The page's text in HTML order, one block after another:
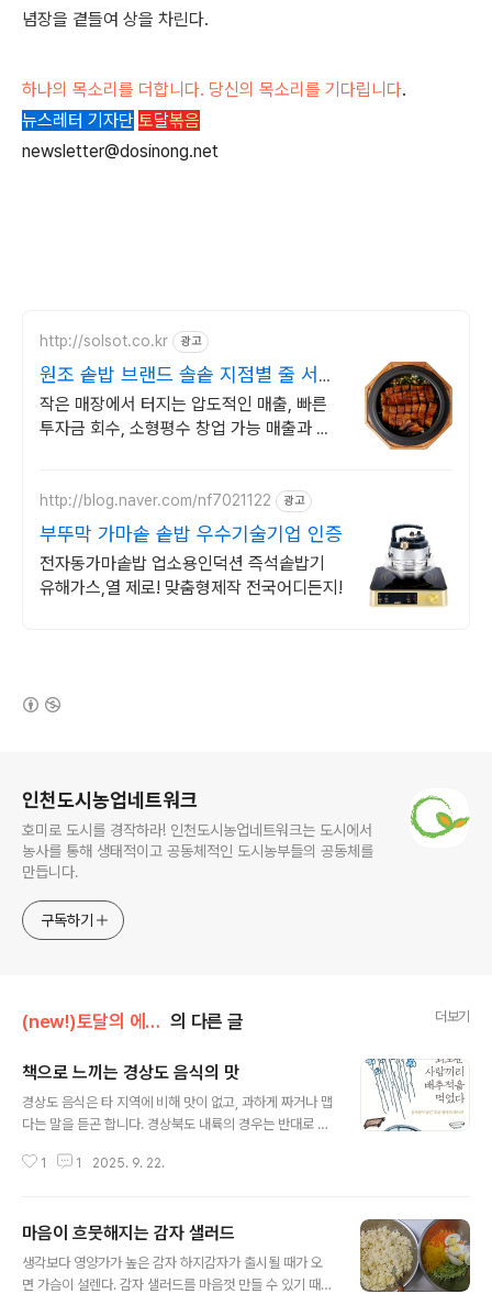
념장을 곁들여 상을 차린다.
하나의 목소리를 더합니다. 당신의 목소리를 기다립니다.
뉴스레터 기자단 토달볶음
newsletter@dosinong.net
http://solsot.co.kr 광고
원조 솥밥 브랜드 솔솥 지점별 줄 서는
웨이팅 신화
작은 매장에서 터지는 압도적인 매출, 빠른
투자금 회수, 소형평수 창업 가능 매출과 수
http://blog.naver.com/nf7021122 광고
부뚜막 가마솥 솥밥 우수기술기업 인증
전자동가마솥밥 업소용인덕션 즉석솥밥기
유해가스,열 제로! 맞춤형제작 전국어디든지!
인천도시농업네트워크
호미로 도시를 경작하라! 인천도시농업네트워크는 도시에서
농사를 통해 생태적이고 공동체적인 도시농부들의 공동체를
만듭니다.
구독하기
(new!)토달의 에세이 의 다른 글 더보기
책으로 느끼는 경상도 음식의 맛
경상도 음식은 타 지역에 비해 맛이 없고, 과하게 짜거나 맵
다는 말을 듣곤 합니다. 경상북도 내륙의 경우는 반대로 싱
는 조선시대 양반문화가 꽃을 피운 곳입니다. 제사상에 놓
식, 특히 경상북도 안동의 음식에 대한 책이 있습니다. 입니
다. 안동의 종가에서 나고 자란 김서령 작가가 쓴 책입니다.
작가는 어린 시절 먹었던 음식을 자신의 추억과 곁들여 책
1 1 2025. 9. 22.
마음이 흐뭇해지는 감자 샐러드
생각보다 영양가가 높은 감자 하지감자가 출시될 때가 오
면 가슴이 설렌다. 감자 샐러드를 마음껏 만들 수 있기 때문